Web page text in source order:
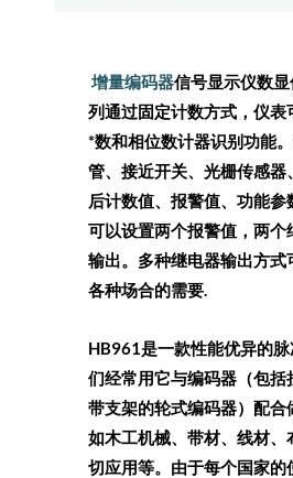
增量编码器信号显示仪数
列通过固定计数方式，仪表
*数和相位数计器识别功能。
管、接近开关、光栅传感器
后计数值、报警值、功能参
可以设置两个报警值，两个
输出。 多种继电器输出方式
各种场合的需要.
HB961是一款性能优异的
们经常用它与编码器（包括
带支架的轮式编码器）配合
如木工机械、带材、线材、
切应用等。由于每个国家的